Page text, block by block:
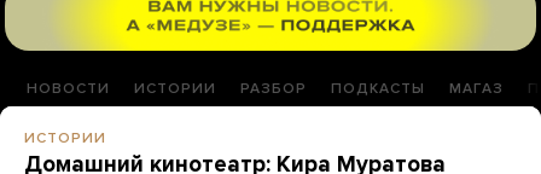
НОВОСТИ ИСТОРИИ РАЗБОР ПОДКАСТЫ МАГАЗ
ИСТОРИИ
Домашний кинотеатр: Кира Муратова